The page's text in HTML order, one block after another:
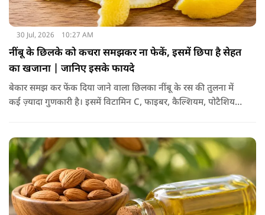
30 Jul, 2026 10:27 AM
नींबू के छिलके को कचरा समझकर ना फेकें, इसमें छिपा है सेहत
का खजाना | जानिए इसके फायदे
बेकार समझ कर फेंक दिया जाने वाला छिलका नींबू के रस की तुलना में
कई ज़्यादा गुणकारी है। इसमें विटामिन C, फाइबर, कैल्शियम, पोटैशियम
जाए तो ये आपकी सेहत के लिए किसी संजीवनी की तरह काम करता है।
आइए जानते नींबू के छिलके के फायदे।